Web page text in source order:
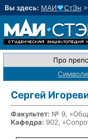
Вы здесь: МАИ♥СтЭн >
Про
Сергей
Факультет: № 9,
Кафедра: 902,